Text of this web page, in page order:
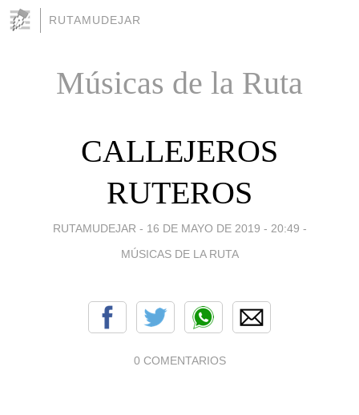
RUTAMUDEJAR
Músicas de la Ruta
CALLEJEROS
RUTEROS
RUTAMUDEJAR - 16 DE MAYO DE 2019 - 20:49 -
MÚSICAS DE LA RUTA
0 COMENTARIOS